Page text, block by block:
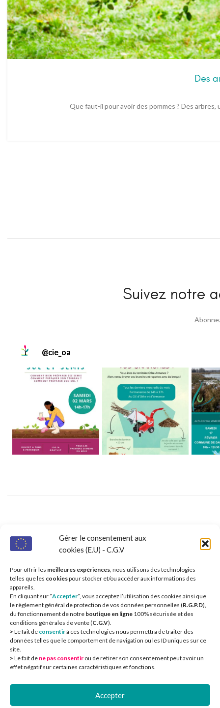
Gérer le consentement aux
cookies (E.U) - C.G.V
Pour offrir les meilleures expériences, nous utilisons des technologies
telles que les cookiespour stocker et/ou accéder aux informations des
appareils.
En cliquant sur ”Accepter”, vous acceptez l’utilisation des cookies ainsi que
le règlement général de protection de vos données personnelles (R.G.P.D),
du fonctionnement de notre boutique en ligne 100% sécurisée et des
conditions générales de vente (C.G.V).
> Le fait de consentirà ces technologies nous permettra de traiter des
données telles que le comportement de navigation ou les ID uniques sur ce
site.
> Le fait de ne pas consentir ou de retirer son consentement peut avoir un
effet négatif sur certaines caractéristiques et fonctions.
Accepter
Des
Que faut-il pour avoir des pommes ? Des
Suivez notre
@cie_oa
Nos